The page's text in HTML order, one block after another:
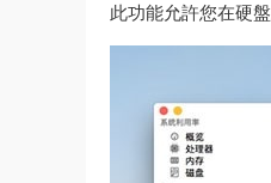
此功能允許您在硬